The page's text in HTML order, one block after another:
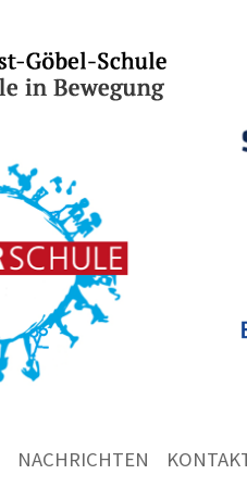
NACHRICHTEN